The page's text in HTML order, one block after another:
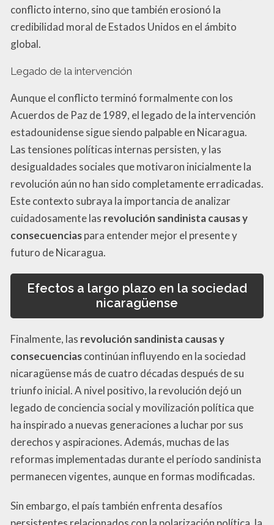
conflicto interno, sino que también erosionó la
credibilidad moral de Estados Unidos en el ámbito
global.
Legado de la intervención
Aunque el conflicto terminó formalmente con los
Acuerdos de Paz de 1989, el legado de la intervención
estadounidense sigue siendo palpable en Nicaragua.
Las tensiones políticas internas persisten, y las
desigualdades sociales que motivaron inicialmente la
revolución aún no han sido completamente erradicadas.
Este contexto subraya la importancia de analizar
cuidadosamente las revolución sandinista causas y
consecuenciaspara entender mejor el presente y
futuro de Nicaragua.
Efectos a largo plazo en la sociedad
nicaragüense
Finalmente, las revolución sandinista causas y
consecuenciascontinúan influyendo en la sociedad
nicaragüense más de cuatro décadas después de su
triunfo inicial. A nivel positivo, la revolución dejó un
legado de conciencia social y movilización política que
ha inspirado a nuevas generaciones a luchar por sus
derechos y aspiraciones. Además, muchas de las
reformas implementadas durante el período sandinista
permanecen vigentes, aunque en formas modificadas.
Sin embargo, el país también enfrenta desafíos